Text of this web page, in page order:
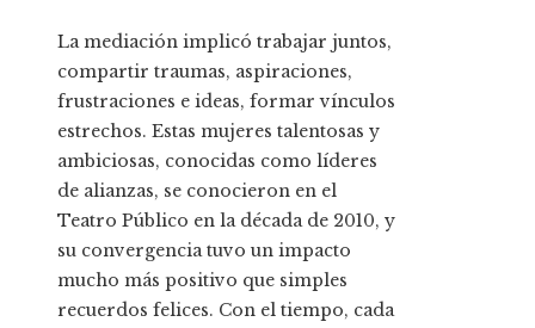
La mediación implicó trabajar juntos,
compartir traumas, aspiraciones,
frustraciones e ideas, formar vínculos
estrechos. Estas mujeres talentosas y
ambiciosas, conocidas como líderes
de alianzas, se conocieron en el
Teatro Público en la década de 2010, y
su convergencia tuvo un impacto
mucho más positivo que simples
recuerdos felices. Con el tiempo, cada